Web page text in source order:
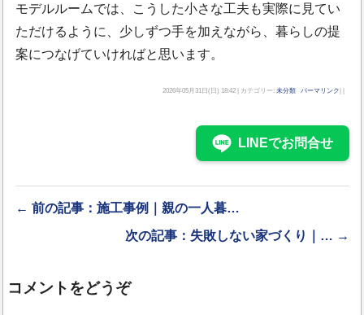
モデルルームでは、こうした小さな工夫も実際に見てい
ただけるように、少しずつ手を加えながら、暮らしの提
案につなげていければと思います。
2026年05月31日(日) 18:42 | カテゴリー: 未分類 パーマリンク
LINEでお問合せ
← 前の記事：施工事例｜親の一人暮…
次の記事：失敗しない家づくり｜… →
コメントをどうぞ